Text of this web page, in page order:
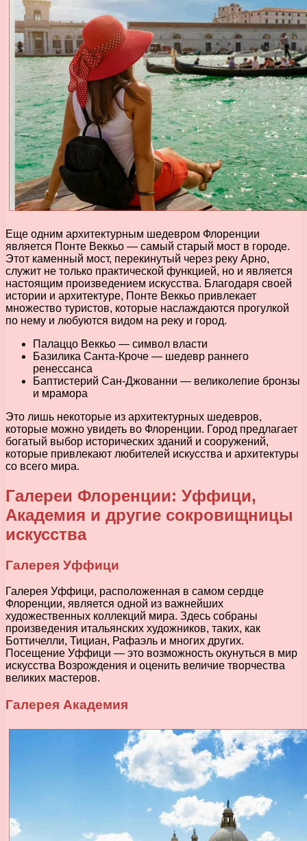
Еще одним архитектурным шедевром Флоренции
является Понте Веккьо — самый старый мост в городе.
Этот каменный мост, перекинутый через реку Арно,
служит не только практической функцией, но и является
настоящим произведением искусства. Благодаря своей
истории и архитектуре, Понте Веккьо привлекает
множество туристов, которые наслаждаются прогулкой
по нему и любуются видом на реку и город.
Палаццо Веккьо — символ власти
Базилика Санта-Кроче — шедевр раннего
ренессанса
Баптистерий Сан-Джованни — великолепие бронзы
и мрамора
Это лишь некоторые из архитектурных шедевров,
которые можно увидеть во Флоренции. Город предлагает
богатый выбор исторических зданий и сооружений,
которые привлекают любителей искусства и архитектуры
со всего мира.
Галереи Флоренции: Уффици,
Академия и другие сокровищницы
искусства
Галерея Уффици
Галерея Уффици, расположенная в самом сердце
Флоренции, является одной из важнейших
художественных коллекций мира. Здесь собраны
произведения итальянских художников, таких, как
Боттичелли, Тициан, Рафаэль и многих других.
Посещение Уффици — это возможность окунуться в мир
искусства Возрождения и оценить величие творчества
великих мастеров.
Галерея Академия